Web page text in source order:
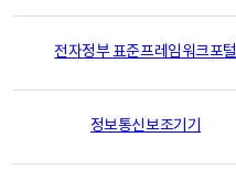
전자정부 표준프레임워크포털
정보통신보조기기